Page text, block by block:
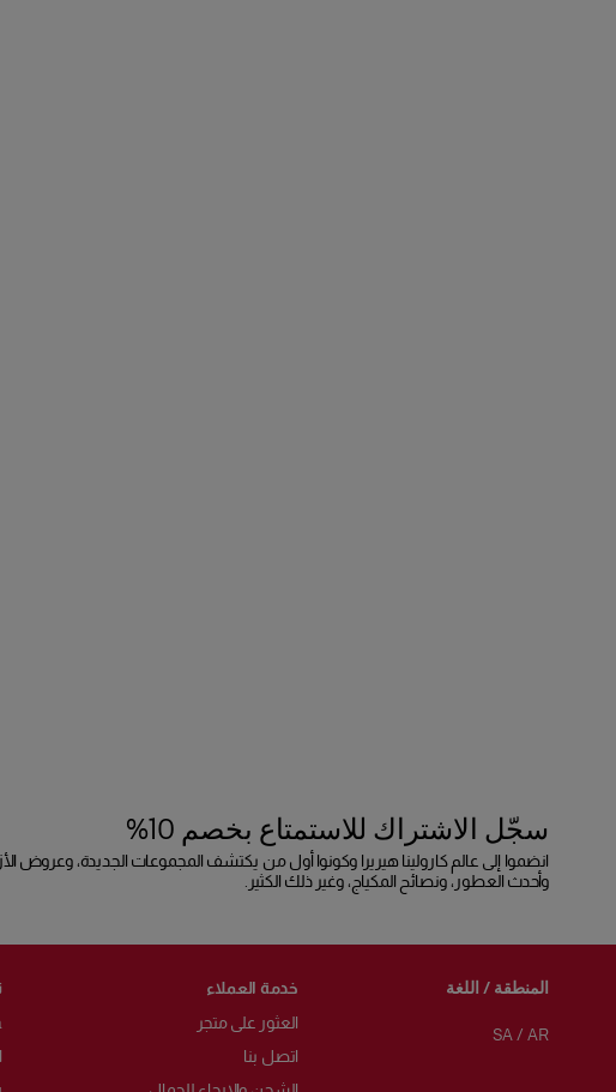
سجّل الاشتراك للاستمتاع بخصم 10%
انضموا إلى عالم كارولينا هيريرا وكونوا أول من يكتشف المجموعات الجديدة، وعروض
وأحدث العطور، ونصائح المكياج، وغير ذلك الكثير.
المنطقة / اللغة
SA/ AR
خدمة العملاء
العثور على متجر
اتصل بنا